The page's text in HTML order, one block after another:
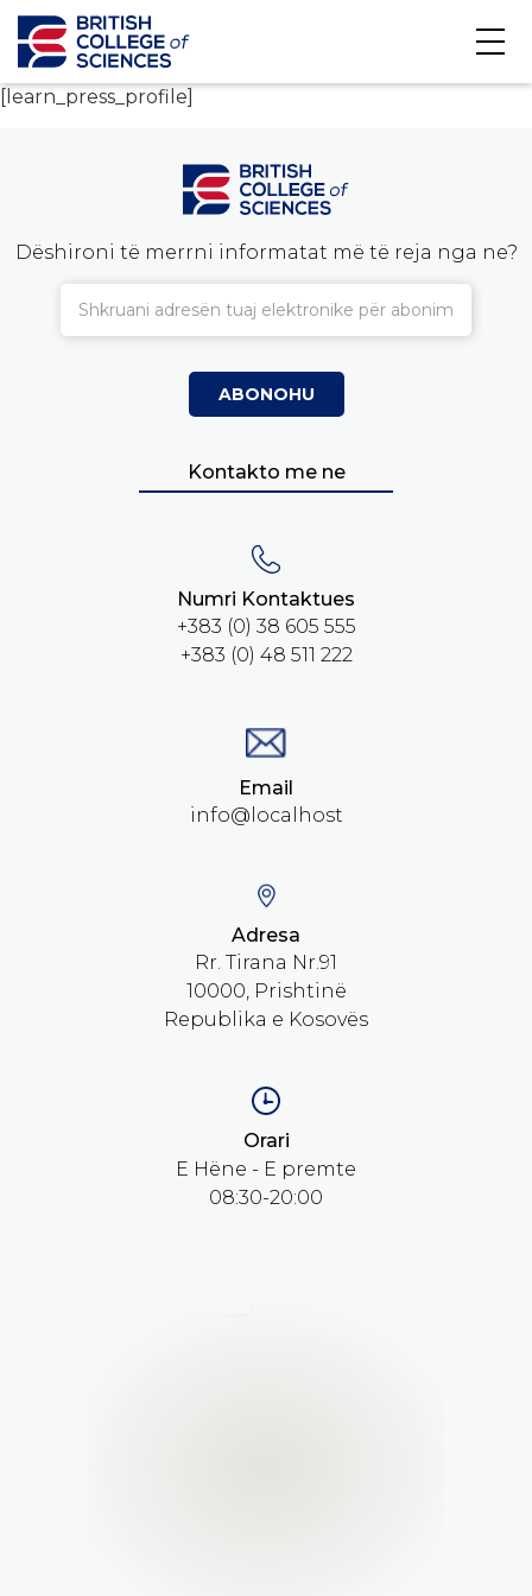
[learn_press_profile]
Dëshironi të merrni informatat më të reja nga ne?
Kontakto me ne
Numri Kontaktues
+383 (0) 38 605 555
+383 (0) 48 511 222
Email
info@localhost
Adresa
Rr. Tirana Nr.91
10000, Prishtinë
Republika e Kosovës
Orari
E Hëne - E premte
08:30-20:00